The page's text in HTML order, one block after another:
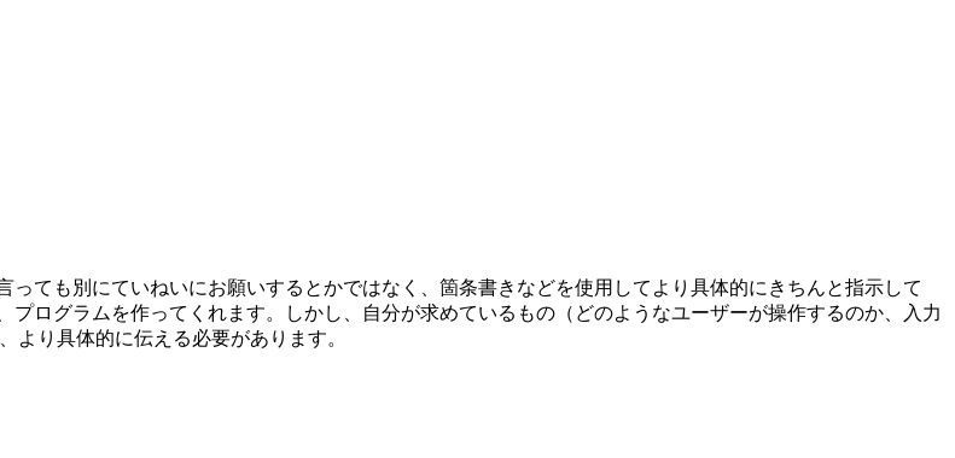
ても別にていねいにお願いするとかではなく、箇条書きなどを使用してより具体的にきちんと指示して
プログラムを作ってくれます。しかし、自分が求めているもの（どのようなユーザーが操作するのか、入力
より具体的に伝える必要があります。